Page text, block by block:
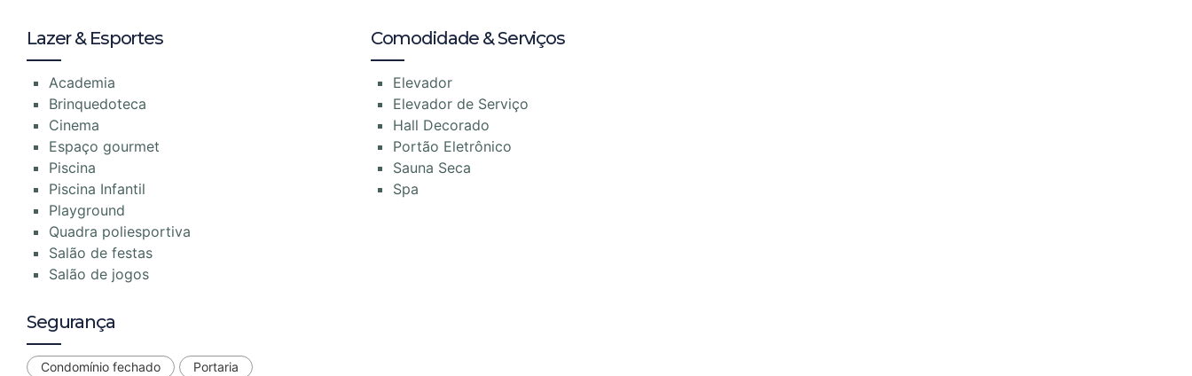
Lazer & Esportes
Academia
Brinquedoteca
Cinema
Espaço gourmet
Piscina
Piscina Infantil
Playground
Quadra poliesportiva
Salão de festas
Salão de jogos
Comodidade & Serviços
Elevador
Elevador de Serviço
Hall Decorado
Portão Eletrônico
Sauna Seca
Spa
Segurança
Condomínio fechado Portaria